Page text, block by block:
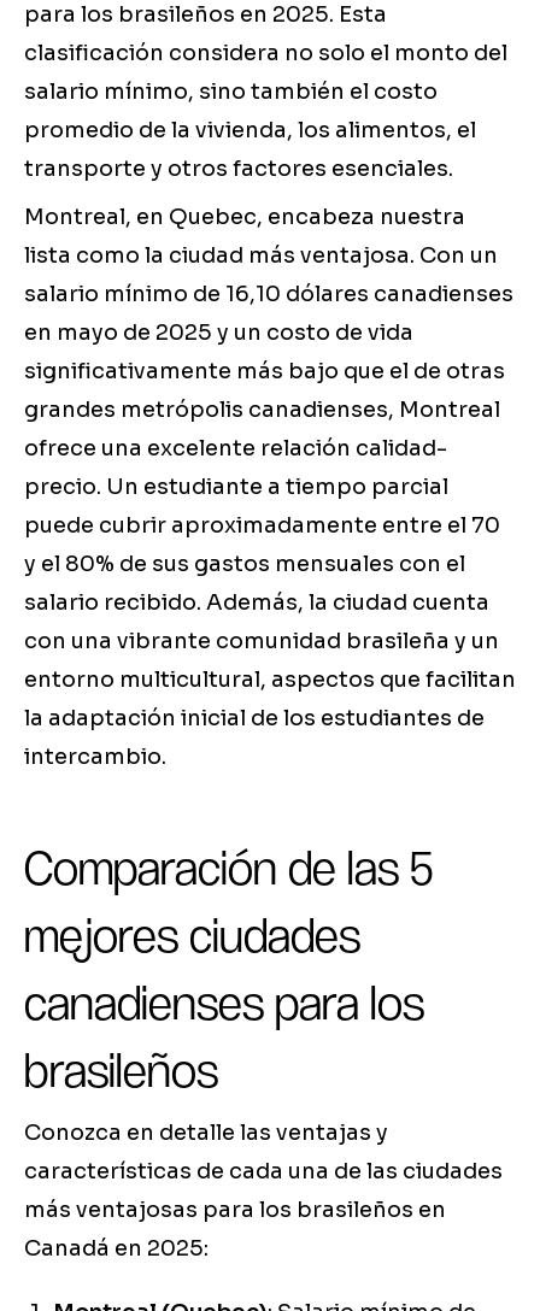
para los brasileños en 2025. Esta
clasificación considera no solo el monto del
salario mínimo, sino también el costo
promedio de la vivienda, los alimentos, el
transporte y otros factores esenciales.
Montreal, en Quebec, encabeza nuestra
lista como la ciudad más ventajosa. Con un
salario mínimo de 16,10 dólares canadienses
en mayo de 2025 y un costo de vida
significativamente más bajo que el de otras
grandes metrópolis canadienses, Montreal
ofrece una excelente relación calidad-
precio. Un estudiante a tiempo parcial
puede cubrir aproximadamente entre el 70
y el 80% de sus gastos mensuales con el
salario recibido. Además, la ciudad cuenta
con una vibrante comunidad brasileña y un
entorno multicultural, aspectos que facilitan
la adaptación inicial de los estudiantes de
intercambio.
Comparación de las 5
mejores ciudades
canadienses para los
brasileños
Conozca en detalle las ventajas y
características de cada una de las ciudades
más ventajosas para los brasileños en
Canadá en 2025: